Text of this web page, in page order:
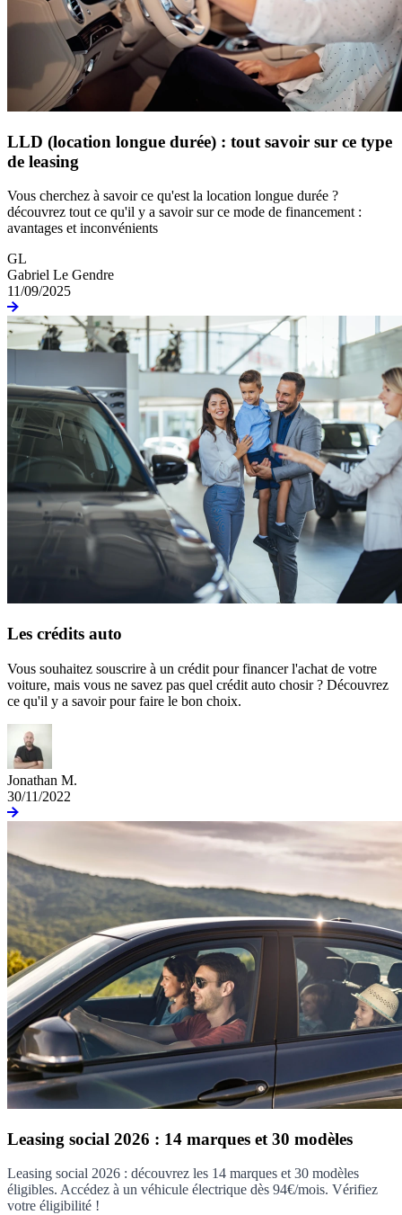
LLD (location longue durée) : tout savoir sur ce type
de leasing
Vous cherchez à savoir ce qu'est la location longue durée ?
découvrez tout ce qu'il y a savoir sur ce mode de financement :
avantages et inconvénients
GL
Gabriel Le Gendre
11/09/2025
Les crédits auto
Vous souhaitez souscrire à un crédit pour financer l'achat de votre
voiture, mais vous ne savez pas quel crédit auto chosir ? Découvrez
ce qu'il y a savoir pour faire le bon choix.
Jonathan M.
30/11/2022
Leasing social 2026 : 14 marques et 30 modèles
Leasing social 2026 : découvrez les 14 marques et 30 modèles
éligibles. Accédez à un véhicule électrique dès 94€/mois. Vérifiez
votre éligibilité !